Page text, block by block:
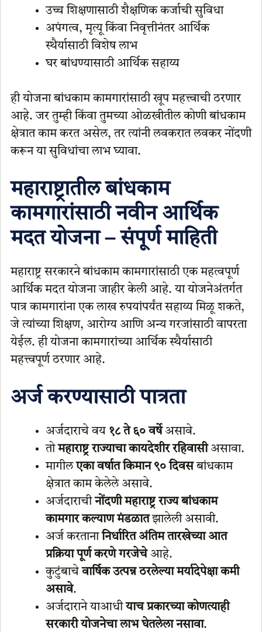
उच्च शिक्षणासाठी शैक्षणिक कर्जाची सुविधा
अपंगत्व, मृत्यू किंवा निवृत्तीनंतर आर्थिक
स्थैर्यासाठी विशेष लाभ
घर बांधण्यासाठी आर्थिक सहाय्य
ही योजना बांधकाम कामगारांसाठी खूप महत्त्वाची ठरणार
आहे. जर तुम्ही किंवा तुमच्या ओळखीतील कोणी बांधकाम
क्षेत्रात काम करत असेल, तर त्यांनी लवकरात लवकर नोंदणी
करून या सुविधांचा लाभ घ्यावा.
महाराष्ट्रातील बांधकाम
कामगारांसाठी नवीन आर्थिक
मदत योजना – संपूर्ण माहिती
महाराष्ट्र सरकारने बांधकाम कामगारांसाठी एक महत्वपूर्ण
आर्थिक मदत योजना जाहीर केली आहे. या योजनेअंतर्गत
पात्र कामगारांना एक लाख रुपयांपर्यंत सहाय्य मिळू शकते,
जे त्यांच्या शिक्षण, आरोग्य आणि अन्य गरजांसाठी वापरता
येईल. ही योजना कामगारांच्या आर्थिक स्थैर्यासाठी
महत्त्वपूर्ण ठरणार आहे.
अर्ज करण्यासाठी पात्रता
अर्जदाराचे वय १८ ते ६० वर्षेअसावे.
तोमहाराष्ट्र राज्याचा कायदेशीर रहिवासीअसावा.
मागीलएका वर्षात किमान ९० दिवसबांधकाम
क्षेत्रात काम केलेले असावे.
अर्जदाराचीनोंदणी महाराष्ट्र राज्य बांधकाम
कामगार कल्याण मंडळातझालेली असावी.
अर्ज करतानानिर्धारित अंतिम तारखेच्या आत
प्रक्रिया पूर्ण करणे गरजेचेआहे.
कुटुंबाचेवार्षिक उत्पन्न ठरलेल्या मर्यादेपेक्षा कमी
असावे.
अर्जदाराने याआधीयाच प्रकारच्या कोणत्याही
सरकारी योजनेचा लाभ घेतलेला नसावा.